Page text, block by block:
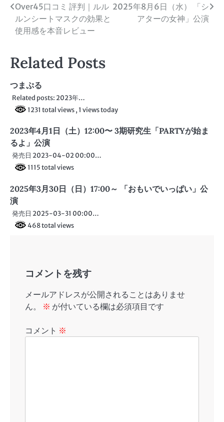
投
稿
ビ
ゲ
ー
シ
ョ
ン
Over45口コミ 評判｜ルル
ルンシートマスクの効果と
使用感を本音レビュー
2025年8月6日（水） 「シ
アターの女神」公演
Related Posts
つまぷる
Related posts: 2023年…
1231 total views, 1 views today
2023年4月1日（土）12:00〜 3期研究生「PARTYが始ま
るよ」公演
発売日 2023-04-02 00:00…
1115 total views
2025年3月30日（日）17:00～ 「おもいでいっぱい」公
演
発売日 2025-03-31 00:00…
468 total views
コメントを残す
メールアドレスが公開されることはありませ
ん。
※ が付いている欄は必須項目です
コメント ※